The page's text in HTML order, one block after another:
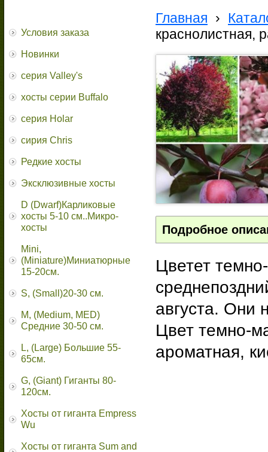
Условия заказа
Новинки
серия Valley's
хосты серии Buffalo
серия Holar
сирия Chris
Редкие хосты
Эксклюзивные хосты
D (Dwarf)Карликовые
хосты 5-10 см..Микро-
хосты
Mini,
(Miniature)Миниатюрные
15-20см.
S, (Small)20-30 см.
M, (Medium, MED)
Средние 30-50 см.
L, (Large) Большие 55-
65cм.
G, (Giant) Гиганты 80-
120см.
Хосты от гиганта Empress
Wu
Хосты от гиганта Sum and
Главная ›
краснолистная,
Подробное
Цветет
августа. Они
Цвет темно-
ароматная,